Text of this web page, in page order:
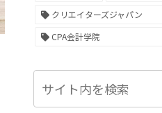
クリエイターズジャパン
CPA会計学院